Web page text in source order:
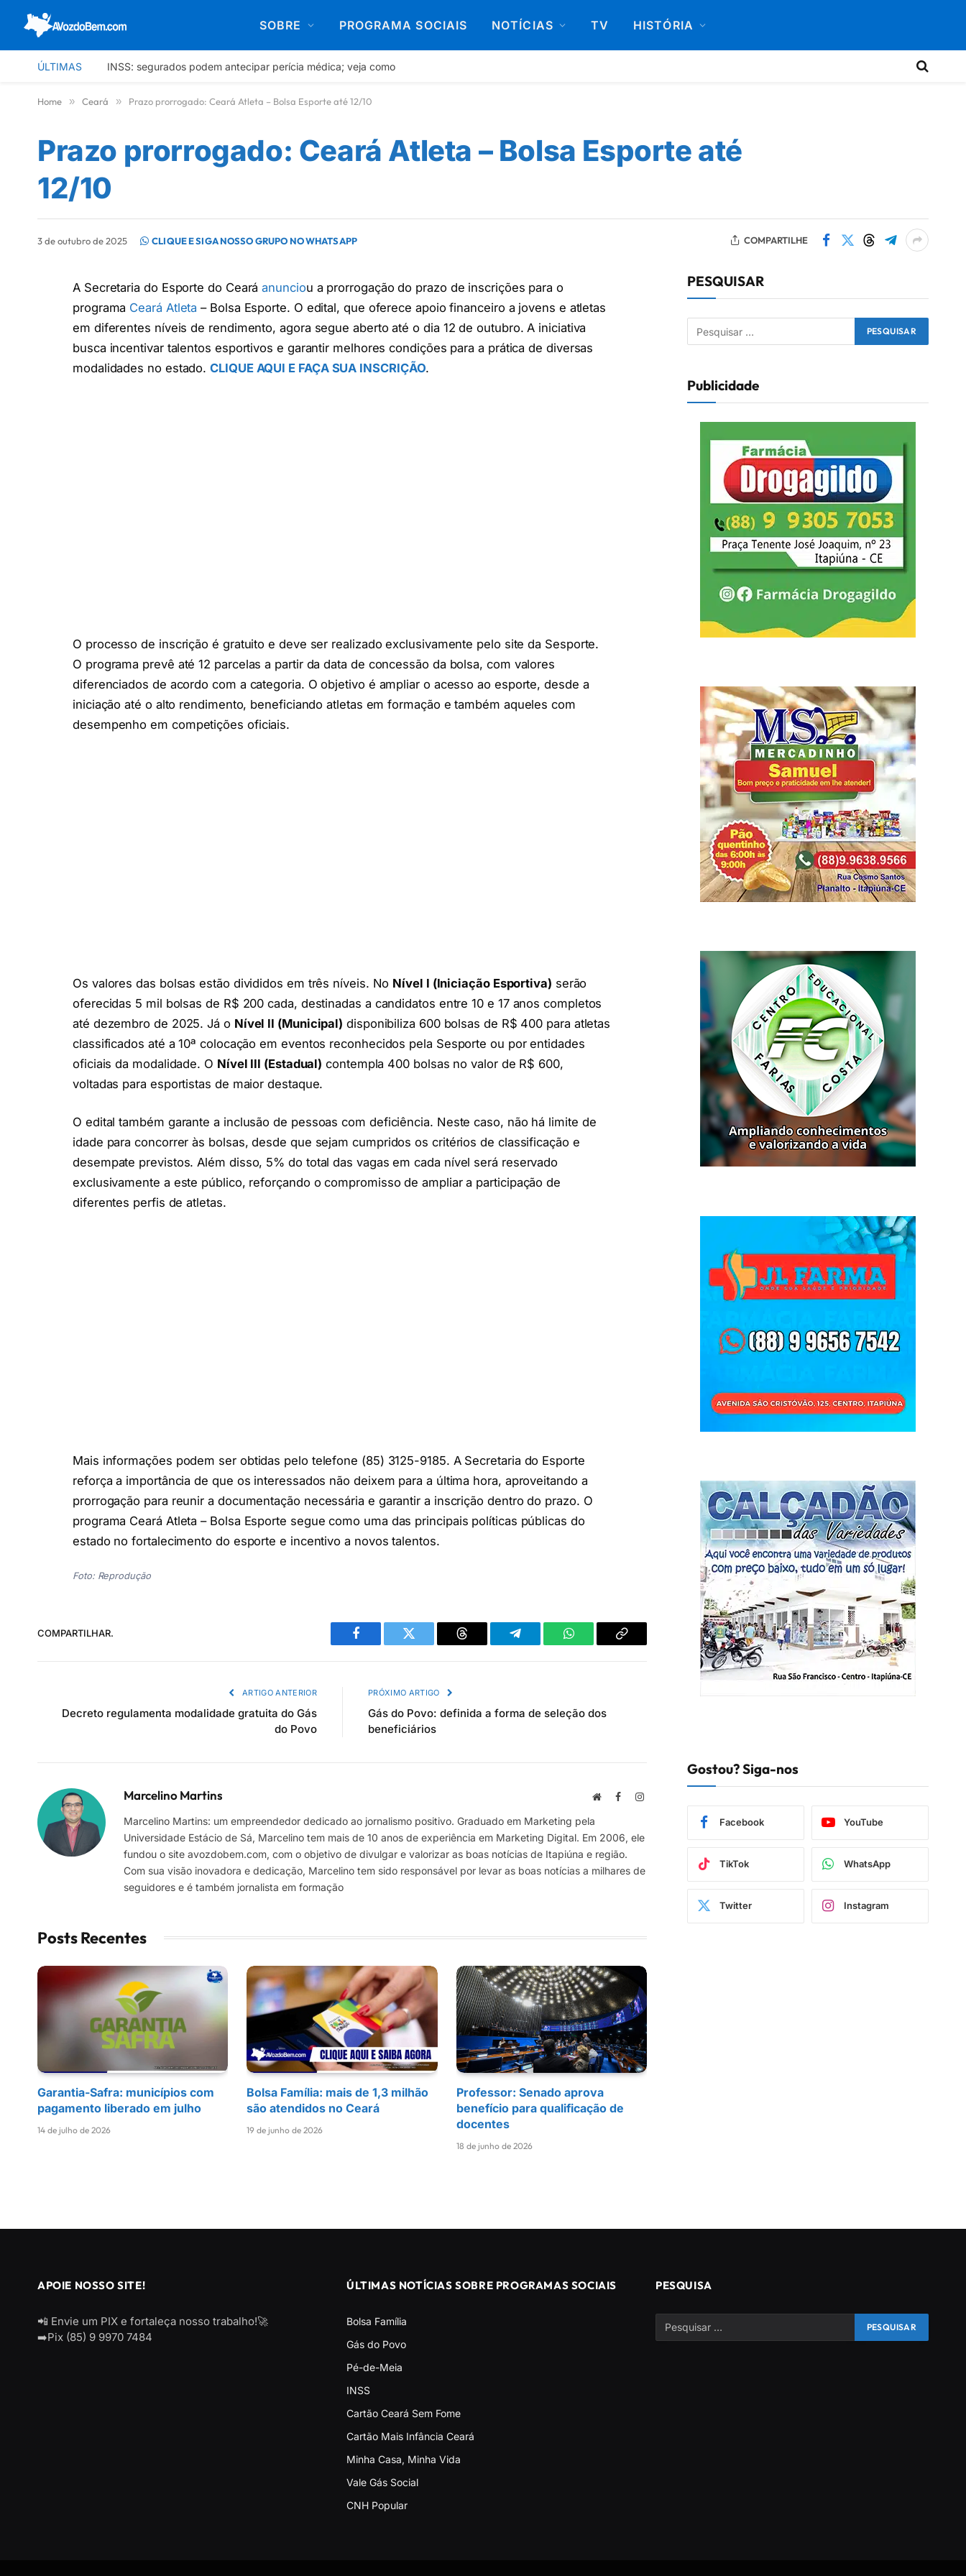
SOBRE PROGRAMA SOCIAIS NOTÍCIAS TV HISTÓRIA
ÚLTIMAS INSS: segurados podem antecipar perícia médica; veja como
Home » Ceará » Prazo prorrogado: Ceará Atleta – Bolsa Esporte até 12/10
Prazo prorrogado: Ceará Atleta – Bolsa Esporte até
12/10
3 de outubro de 2025 CLIQUE E SIGA NOSSO GRUPO NO WHATSAPP COMPARTILHE
A Secretaria do Esporte do Ceará anunciou a prorrogação do prazo de inscrições para o
programa Ceará Atleta– Bolsa Esporte. O edital, que oferece apoio financeiro a jovens e atletas
em diferentes níveis de rendimento, agora segue aberto até o dia 12 de outubro. A iniciativa
busca incentivar talentos esportivos e garantir melhores condições para a prática de diversas
modalidades no estado.CLIQUE AQUI E FAÇA SUA INSCRIÇÃO.
O processo de inscrição é gratuito e deve ser realizado exclusivamente pelo site da Sesporte.
O programa prevê até 12 parcelas a partir da data de concessão da bolsa, com valores
diferenciados de acordo com a categoria. O objetivo é ampliar o acesso ao esporte, desde a
iniciação até o alto rendimento, beneficiando atletas em formação e também aqueles com
desempenho em competições oficiais.
Os valores das bolsas estão divididos em três níveis. No Nível I (Iniciação Esportiva) serão
oferecidas 5 mil bolsas de R$ 200 cada, destinadas a candidatos entre 10 e 17 anos completos
até dezembro de 2025. Já o Nível II (Municipal) disponibiliza 600 bolsas de R$ 400 para atletas
classificados até a 10ª colocação em eventos reconhecidos pela Sesporte ou por entidades
oficiais da modalidade. O Nível III (Estadual) contempla 400 bolsas no valor de R$ 600,
voltadas para esportistas de maior destaque.
O edital também garante a inclusão de pessoas com deficiência. Neste caso, não há limite de
idade para concorrer às bolsas, desde que sejam cumpridos os critérios de classificação e
desempate previstos. Além disso, 5% do total das vagas em cada nível será reservado
exclusivamente a este público, reforçando o compromisso de ampliar a participação de
diferentes perfis de atletas.
Mais informações podem ser obtidas pelo telefone (85) 3125-9185. A Secretaria do Esporte
reforça a importância de que os interessados não deixem para a última hora, aproveitando a
prorrogação para reunir a documentação necessária e garantir a inscrição dentro do prazo. O
programa Ceará Atleta – Bolsa Esporte segue como uma das principais políticas públicas do
estado no fortalecimento do esporte e incentivo a novos talentos.
Foto: Reprodução
COMPARTILHAR.
Facebook Twitter Threads Telegram WhatsAppCopiar
ARTIGO ANTERIOR
Decreto regulamenta modalidade gratuita do Gás
do Povo
PRÓXIMO ARTIGO
Gás do Povo: definida a forma de seleção dos
beneficiários
Marcelino Martins Site FacebookInstagram
Marcelino Martins: um empreendedor dedicado ao jornalismo positivo. Graduado em Marketing pela
Universidade Estácio de Sá, Marcelino tem mais de 10 anos de experiência em Marketing Digital. Em 2006, ele
fundou o site avozdobem.com, com o objetivo de divulgar e valorizar as boas notícias de Itapiúna e região.
Com sua visão inovadora e dedicação, Marcelino tem sido responsável por levar as boas notícias a milhares de
seguidores e é também jornalista em formação
Posts Recentes
Garantia-Safra: municípios com
pagamento liberado em julho
14 de julho de 2026
Bolsa Família: mais de 1,3 milhão
são atendidos no Ceará
19 de junho de 2026
Professor: Senado aprova
benefício para qualificação de
docentes
18 de junho de 2026
PESQUISAR
Publicidade
Gostou? Siga-nos
Facebook YouTube
TikTok WhatsApp
Twitter Instagram
APOIE NOSSO SITE!
📲 Envie um PIX e fortaleça nosso trabalho!🚀
➡️Pix (85) 9 9970 7484
ÚLTIMAS NOTÍCIAS SOBRE PROGRAMAS SOCIAIS
Bolsa Família
Gás do Povo
Pé-de-Meia
INSS
Cartão Ceará Sem Fome
Cartão Mais Infância Ceará
Minha Casa, Minha Vida
Vale Gás Social
CNH Popular
PESQUISA